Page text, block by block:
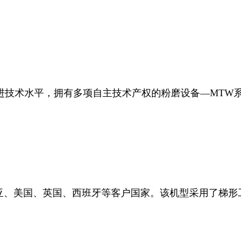
术水平，拥有多项自主技术产权的粉磨设备—MTW
美国、英国、西班牙等客户国家。该机型采用了梯